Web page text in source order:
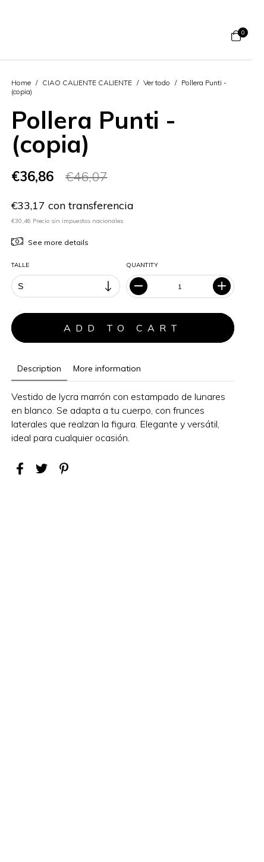
0
Home / CIAO CALIENTE CALIENTE / Ver todo / Pollera Punti -
(copia)
Pollera Punti -
(copia)
€36,86 €46,07
€33,17 con transferencia
€30,46 Precio sin impuestos nacionales
See more details
TALLE QUANTITY
Description More information
Vestido de lycra marrón con estampado de lunares
en blanco. Se adapta a tu cuerpo, con frunces
laterales que realzan la figura. Elegante y versátil,
ideal para cualquier ocasión